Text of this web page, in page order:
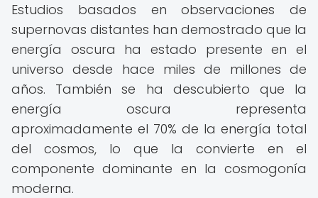
Estudios basados en observaciones de
supernovas distantes han demostrado que la
energía oscura ha estado presente en el
universo desde hace miles de millones de
años. También se ha descubierto que la
energía oscura representa
aproximadamente el 70% de la energía total
del cosmos, lo que la convierte en el
componente dominante en la cosmogonía
moderna.